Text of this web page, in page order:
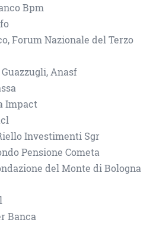
Bpm
Forum Nazionale del Terzo
Anasf
Impact
Investimenti Sgr
Pensione Cometa
del Monte di Bologna
Banca